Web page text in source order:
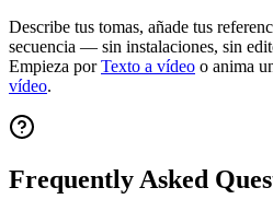
Describe tus tomas, añade tus
secuencia — sin instalaciones, sin
Empieza porTexto a vídeo o anima
vídeo.
Frequently Asked